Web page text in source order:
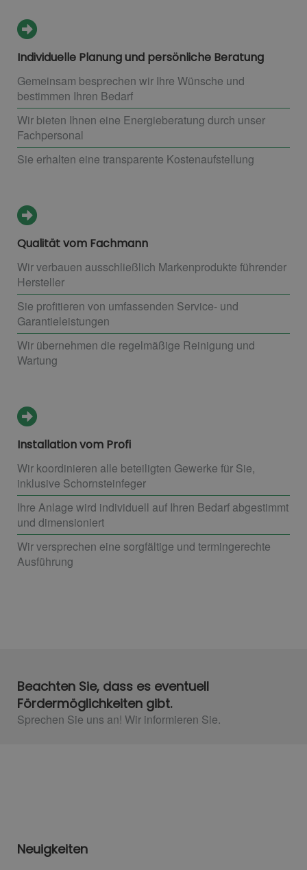
Individuelle Planung und persönliche Beratung
Gemeinsam besprechen wir Ihre Wünsche und
bestimmen Ihren Bedarf
Wir bieten Ihnen eine Energieberatung durch unser
Fachpersonal
Sie erhalten eine transparente Kostenaufstellung
Qualität vom Fachmann
Wir verbauen ausschließlich Markenprodukte führender
Hersteller
Sie profitieren von umfassenden Service- und
Garantieleistungen
Wir übernehmen die regelmäßige Reinigung und
Wartung
Installation vom Profi
Wir koordinieren alle beteiligten Gewerke für Sie,
inklusive Schornsteinfeger
Ihre Anlage wird individuell auf Ihren Bedarf abgestimmt
und dimensioniert
Wir versprechen eine sorgfältige und termingerechte
Ausführung
Beachten Sie, dass es eventuell
Fördermöglichkeiten gibt.
Sprechen Sie uns an! Wir informieren Sie.​
Neuigkeiten